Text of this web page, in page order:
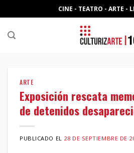
to
content
CINE - TEATRO - ARTE -
ARTE
Exposición rescata
de detenidos
PUBLICADO EL 28 DE SEPTIEMBRE DE